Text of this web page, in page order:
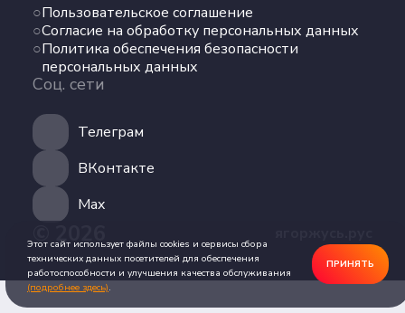
Пользовательское соглашение
Согласие на обработку персональных данных
Политика обеспечения безопасности
персональных данных
Соц. сети
Телеграм
ВКонтакте
Max
© 2026
Пользовательское соглашение
Согласие на обработку персональных данных
Политика обеспечения безопасности
персональных данных
сети
Телеграм
ВКонтакте
Max
Этот сайт использует файлы cookies и сервисы сбора
технических данных посетителей для обеспечения
работоспособности и улучшения качества обслуживания
(подробнее здесь).
ПРИНЯТЬ